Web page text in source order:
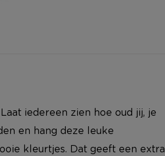
iedereen zien hoe oud jij, je
en hang deze leuke
kleurtjes. Dat geeft een extra